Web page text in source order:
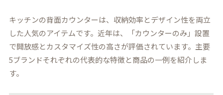
キッチンの背面カウンターは、収納効率とデザイン性を両立
した人気のアイテムです。近年は、「カウンターのみ」設置
で開放感とカスタマイズ性の高さが評価されています。主要
5ブランドそれぞれの代表的な特徴と商品の一例を紹介しま
す。